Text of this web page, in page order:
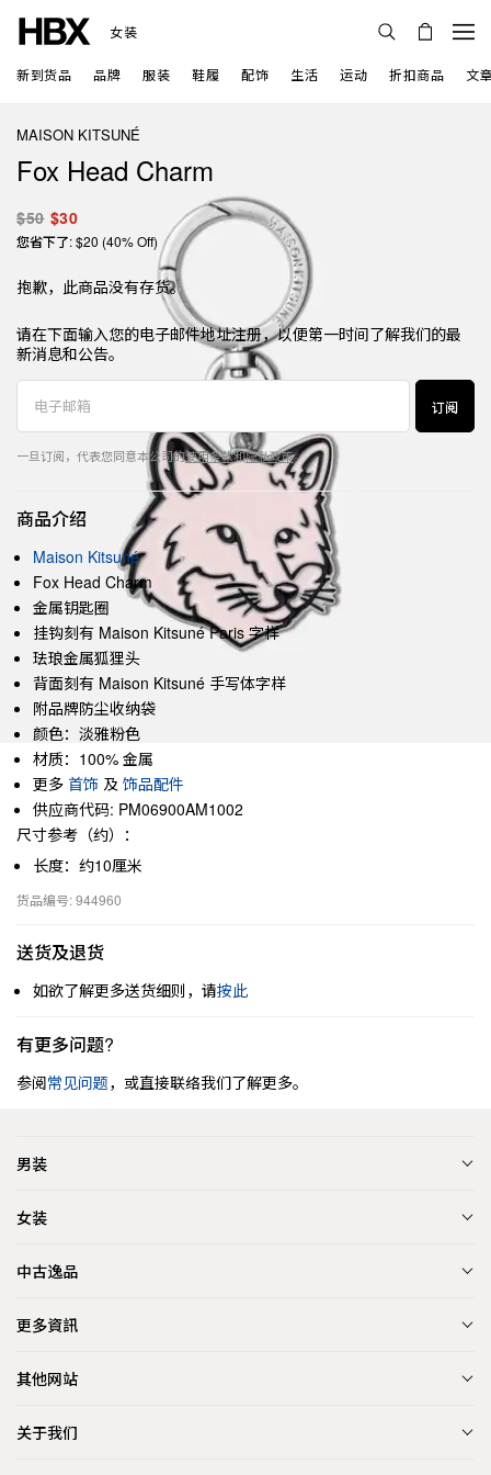
女装
新到货品 品牌 服装 鞋履 配饰 生活 运动 折扣商品 文
MAISON KITSUNÉ
Fox Head Charm
$50 $30
您省下了: $20 (40% Off)
抱歉，此商品没有存货。
请在下面输入您的电子邮件地址注册，以便第一时间了解我们的最
新消息和公告。
订阅
一旦订阅，代表您同意本公司的使用条款和隐私政策。
商品介绍
Maison Kitsuné
Fox Head Charm
金属钥匙圈
挂钩刻有 Maison Kitsuné Paris 字样
珐琅金属狐狸头
背面刻有 Maison Kitsuné 手写体字样
附品牌防尘收纳袋
颜色：淡雅粉色
材质：100% 金属
更多 首饰 及 饰品配件
供应商代码: PM06900AM1002
尺寸参考（约）：
长度：约10厘米
货品编号: 944960
送货及退货
如欲了解更多送货细则，请按此
有更多问题?
参阅常见问题，或直接联络我们了解更多。
男装
女装
中古逸品
更多資訊
其他网站
关于我们